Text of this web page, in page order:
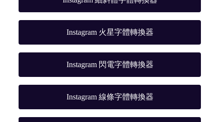
Instagram 火星字體轉換器
Instagram 閃電字體轉換器
Instagram 線條字體轉換器